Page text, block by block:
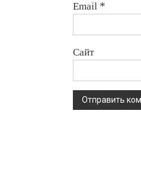
Email *
Сайт